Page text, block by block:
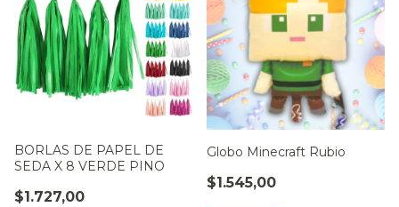
BORLAS DE PAPEL DE
SEDA X 8 VERDE PINO
$1.727,00
Globo Minecraft Rubio
$1.545,00